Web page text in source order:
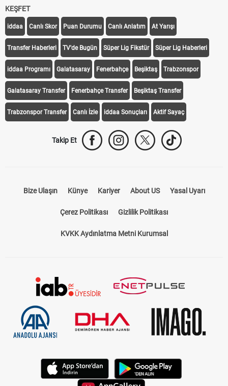
KEŞFET
iddaa Canlı Skor Puan Durumu Canlı Anlatım At Yarışı
Transfer Haberleri TV'de Bugün Süper Lig Fikstür Süper Lig Haberleri
iddaa Programı Galatasaray Fenerbahçe Beşiktaş Trabzonspor
Galatasaray Transfer Fenerbahçe Transfer Beşiktaş Transfer
Trabzonspor Transfer Canlı İzle iddaa Sonuçları Aktif Sayaç
Takip Et
Bize Ulaşın Künye Kariyer About US Yasal Uyarı
Çerez Politikası Gizlilik Politikası
KVKK Aydınlatma Metni Kurumsal